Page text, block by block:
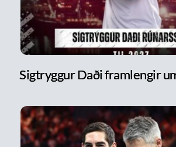
Sigtryggur Daði framlengir